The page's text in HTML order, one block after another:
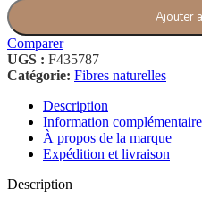
Ajouter
Comparer
UGS : F435787
Catégorie: Fibres naturelles
Description
Information complémentaire
À propos de la marque
Expédition et livraison
Description